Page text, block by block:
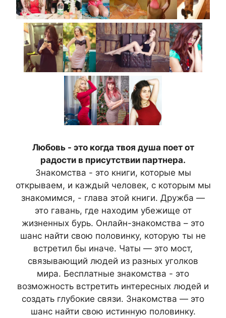
Любовь - это когда твоя душа поет от
радости в присутствии партнера.
Знакомства - это книги, которые мы
открываем, и каждый человек, с которым мы
знакомимся, - глава этой книги. Дружба —
это гавань, где находим убежище от
жизненных бурь. Онлайн-знакомства – это
шанс найти свою половинку, которую ты не
встретил бы иначе. Чаты — это мост,
связывающий людей из разных уголков
мира. Бесплатные знакомства - это
возможность встретить интересных людей и
создать глубокие связи. Знакомства — это
шанс найти свою истинную половинку.